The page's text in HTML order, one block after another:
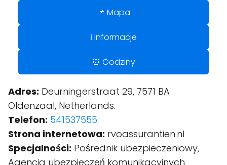
📌 Mapa
ℹ️ Informacje
⏰ Godziny
Adres: Deurningerstraat 29, 7571 BA
Oldenzaal, Netherlands.
Telefon: 541537555.
Strona internetowa: rvoassurantien.nl
Specjalności: Pośrednik ubezpieczeniowy,
Agencja ubezpieczeń komunikacyjnych,